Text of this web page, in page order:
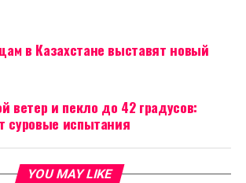
в Казахстане выставят новый
ветер и пекло до 42 градусов:
суровые испытания
YOU MAY LIKE